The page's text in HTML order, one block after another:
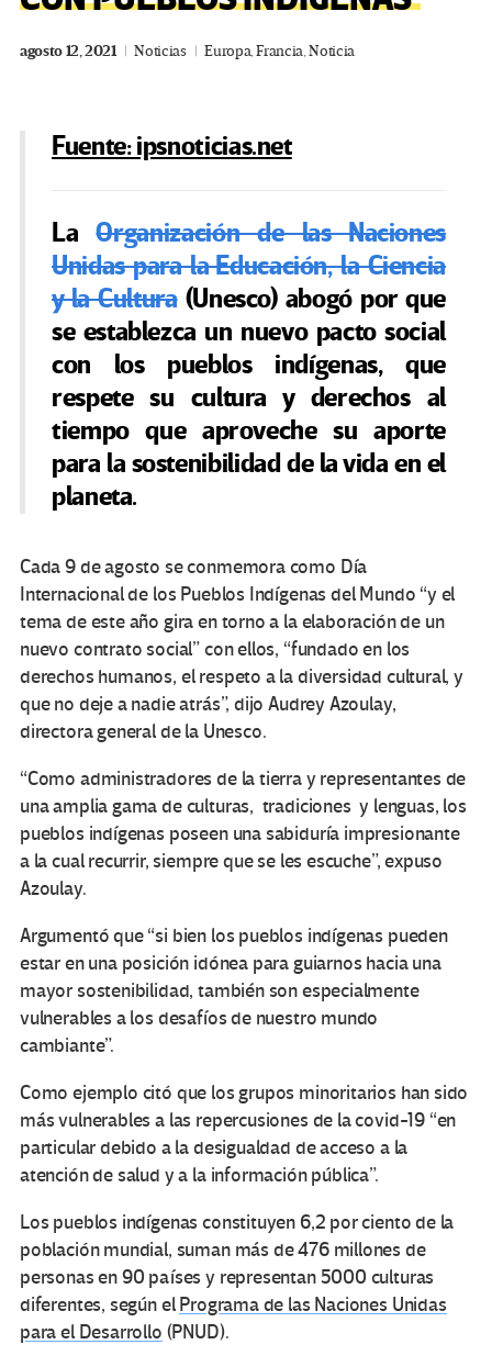
agosto 12, 2021 Noticias Europa,Francia,Noticia
Fuente: ipsnoticias.net
LaOrganización de las Naciones
Unidas para la Educación, la Ciencia
y la Cultura(Unesco) abogó por que
se establezca un nuevo pacto social
con los pueblos indígenas, que
respete su cultura y derechos al
tiempo que aproveche su aporte
para la sostenibilidad de la vida en el
planeta.
Cada 9 de agosto se conmemora como Día
Internacional de los Pueblos Indígenas del Mundo “y el
tema de este año gira en torno a la elaboración de un
nuevo contrato social” con ellos, “fundado en los
derechos humanos, el respeto a la diversidad cultural, y
que no deje a nadie atrás”, dijo Audrey Azoulay,
directora general de la Unesco.
“Como administradores de la tierra y representantes de
una amplia gama de culturas, tradiciones y lenguas, los
pueblos indígenas poseen una sabiduría impresionante
a la cual recurrir, siempre que se les escuche”, expuso
Azoulay.
Argumentó que “si bien los pueblos indígenas pueden
estar en una posición idónea para guiarnos hacia una
mayor sostenibilidad, también son especialmente
vulnerables a los desafíos de nuestro mundo
cambiante”.
Como ejemplo citó que los grupos minoritarios han sido
más vulnerables a las repercusiones de la covid-19 “en
particular debido a la desigualdad de acceso a la
atención de salud y a la información pública”.
Los pueblos indígenas constituyen 6,2 por ciento de la
población mundial, suman más de 476 millones de
personas en 90 países y representan 5000 culturas
diferentes, según elPrograma de las Naciones Unidas
para el Desarrollo (PNUD).